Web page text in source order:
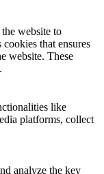
website to
that ensures
website. These
like
platforms, collect
analyze the key